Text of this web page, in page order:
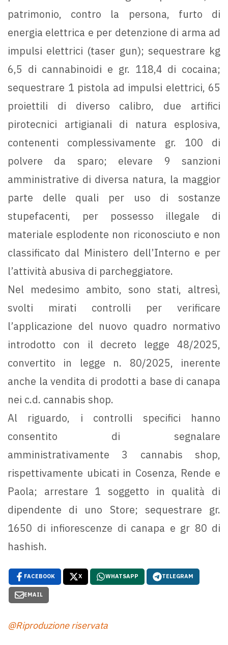
patrimonio, contro la persona, furto di
energia elettrica e per detenzione di arma ad
impulsi elettrici (taser gun); sequestrare kg
6,5 di cannabinoidi e gr. 118,4 di cocaina;
sequestrare 1 pistola ad impulsi elettrici, 65
proiettili di diverso calibro, due artifici
pirotecnici artigianali di natura esplosiva,
contenenti complessivamente gr. 100 di
polvere da sparo; elevare 9 sanzioni
amministrative di diversa natura, la maggior
parte delle quali per uso di sostanze
stupefacenti, per possesso illegale di
materiale esplodente non riconosciuto e non
classificato dal Ministero dell’Interno e per
l’attività abusiva di parcheggiatore.
Nel medesimo ambito, sono stati, altresì,
svolti mirati controlli per verificare
l’applicazione del nuovo quadro normativo
introdotto con il decreto legge 48/2025,
convertito in legge n. 80/2025, inerente
anche la vendita di prodotti a base di canapa
nei c.d. cannabis shop.
Al riguardo, i controlli specifici hanno
consentito di segnalare
amministrativamente 3 cannabis shop,
rispettivamente ubicati in Cosenza, Rende e
Paola; arrestare 1 soggetto in qualità di
dipendente di uno Store; sequestrare gr.
1650 di infiorescenze di canapa e gr 80 di
hashish.
FACEBOOK X WHATSAPP TELEGRAM
EMAIL
@Riproduzione riservata